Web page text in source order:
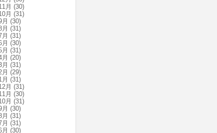
月 (30)
月 (31)
(30)
(31)
(31)
(30)
(31)
(20)
(31)
(29)
(31)
月 (31)
月 (30)
月 (31)
(30)
(31)
(31)
(30)